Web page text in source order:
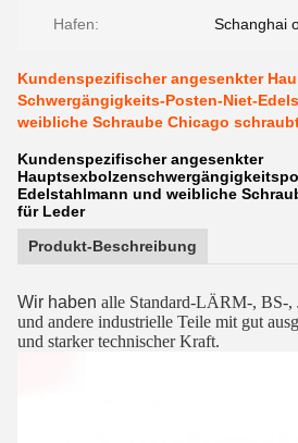
Hafen: Schanghai
Kundenspezifischer angesenkter
Schwergängigkeits-Posten-Niet-
weibliche Schraube Chicago
Kundenspezifischer angesenkter
Edelstahlmann und weibliche
für Leder
Produkt-Beschreibung
Wir haben alle Standard-LÄRM-, BS-,
und andere industrielle Teile mit gut
und starker technischer Kraft.